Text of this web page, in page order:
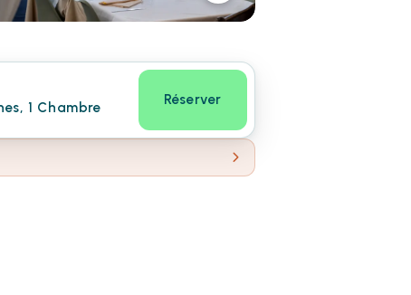
1 Chambre Réserver